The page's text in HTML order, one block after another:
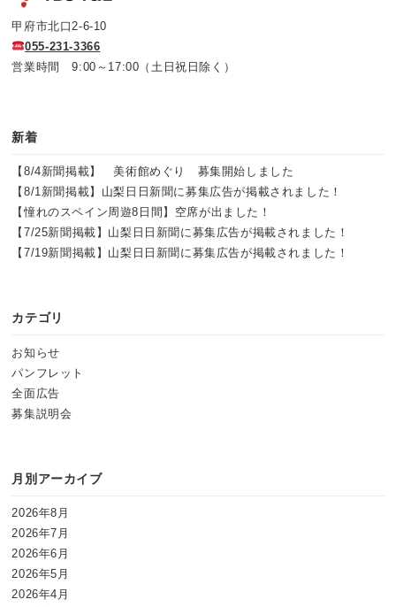
甲府市北口2-6-10
055-231-3366
営業時間 9:00～17:00（土日祝日除く）
新着
【8/4新聞掲載】 美術館めぐり 募集開始しました
【8/1新聞掲載】山梨日日新聞に募集広告が掲載されました！
【憧れのスペイン周遊8日間】空席が出ました！
【7/25新聞掲載】山梨日日新聞に募集広告が掲載されました！
【7/19新聞掲載】山梨日日新聞に募集広告が掲載されました！
カテゴリ
お知らせ
パンフレット
全面広告
募集説明会
月別アーカイブ
2026年8月
2026年7月
2026年6月
2026年5月
2026年4月